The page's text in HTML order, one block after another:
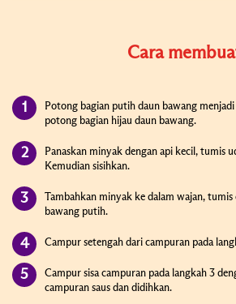
Cara
Potong bagian putih daun bawang menjadi
potong bagian hijau daun bawang.
Panaskan minyak dengan api kecil, tumis
Kemudian sisihkan.
Tambahkan minyak ke dalam wajan, tumis
bawang putih.
Campur setengah dari campuran pada
Campur sisa campuran pada langkah 3
campuran saus dan didihkan.